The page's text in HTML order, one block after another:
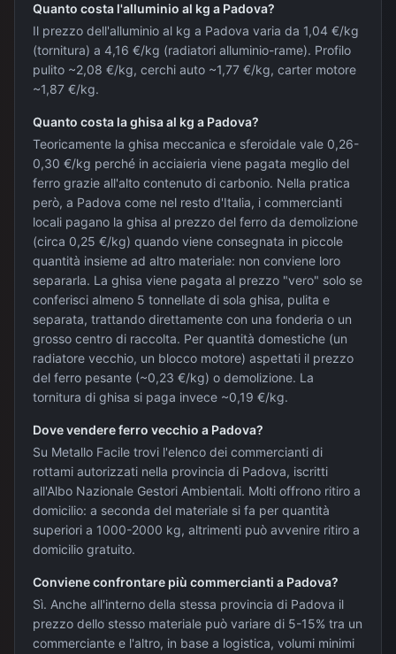
Quanto costa l'alluminio al kg a Padova?
Il prezzo dell'alluminio al kg a Padova varia da 1,04 €/kg
(tornitura) a 4,16 €/kg (radiatori alluminio-rame). Profilo
pulito ~2,08 €/kg, cerchi auto ~1,77 €/kg, carter motore
~1,87 €/kg.
Quanto costa la ghisa al kg a Padova?
Teoricamente la ghisa meccanica e sferoidale vale 0,26-
0,30 €/kg perché in acciaieria viene pagata meglio del
ferro grazie all'alto contenuto di carbonio. Nella pratica
però, a Padova come nel resto d'Italia, i commercianti
locali pagano la ghisa al prezzo del ferro da demolizione
(circa 0,25 €/kg) quando viene consegnata in piccole
quantità insieme ad altro materiale: non conviene loro
separarla. La ghisa viene pagata al prezzo "vero" solo se
conferisci almeno 5 tonnellate di sola ghisa, pulita e
separata, trattando direttamente con una fonderia o un
grosso centro di raccolta. Per quantità domestiche (un
radiatore vecchio, un blocco motore) aspettati il prezzo
del ferro pesante (~0,23 €/kg) o demolizione. La
tornitura di ghisa si paga invece ~0,19 €/kg.
Dove vendere ferro vecchio a Padova?
Su Metallo Facile trovi l'elenco dei commercianti di
rottami autorizzati nella provincia di Padova, iscritti
all'Albo Nazionale Gestori Ambientali. Molti offrono ritiro a
domicilio: a seconda del materiale si fa per quantità
superiori a 1000-2000 kg, altrimenti può avvenire ritiro a
domicilio gratuito.
Conviene confrontare più commercianti a Padova?
Sì. Anche all'interno della stessa provincia di Padova il
prezzo dello stesso materiale può variare di 5-15% tra un
commerciante e l'altro, in base a logistica, volumi minimi